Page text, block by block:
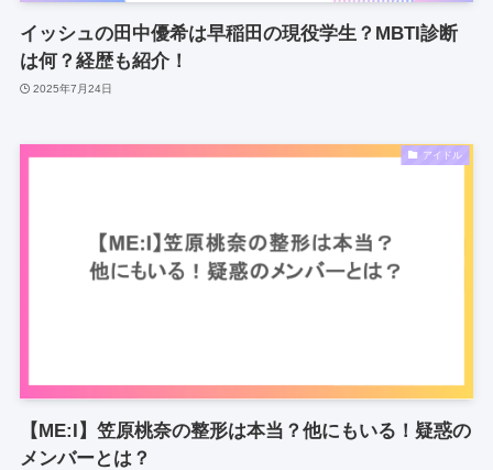
イッシュの田中優希は早稲田の現役学生？MBTI診断
は何？経歴も紹介！
2025年7月24日
アイドル
【ME:I】笠原桃奈の整形は本当？他にもいる！疑惑の
メンバーとは？